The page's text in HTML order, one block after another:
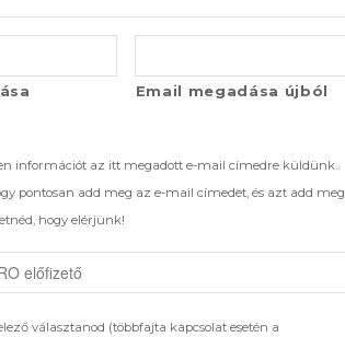
Email megadása újból
információt az itt megadott e-mail címedre küldünk.
pontosan add meg az e-mail címedet, és azt add meg
hogy elérjünk!
választanod (többfajta kapcsolat esetén a